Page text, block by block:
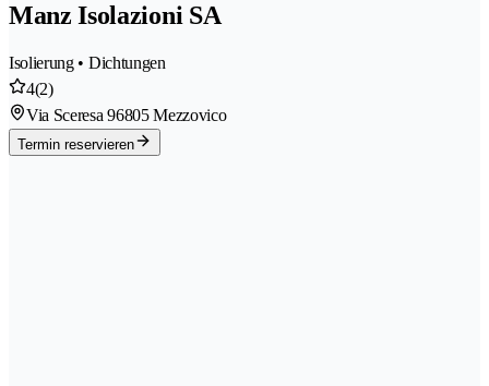
Manz Isolazioni SA
Isolierung • Dichtungen
4(2)
Via Sceresa 96805 Mezzovico
Termin reservieren